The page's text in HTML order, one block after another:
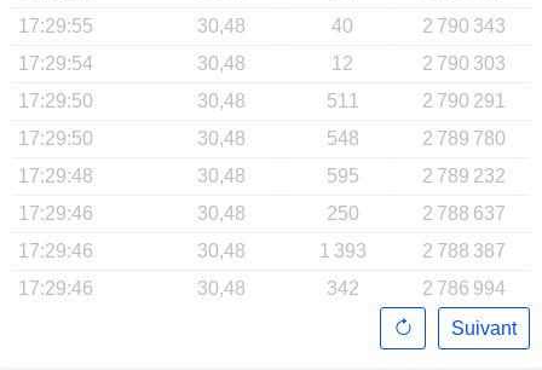
17:29:55
30,48 40
2 790 343
17:29:54
30,48 12
2 790 303
17:29:50
30,48 511
2 790 291
17:29:50
30,48 548
2 789 780
17:29:48
30,48 595
2 789 232
17:29:46
30,48 250
2 788 637
17:29:46
30,48 1 393
2 788 387
17:29:46
30,48 342
2 786 994
Suivant